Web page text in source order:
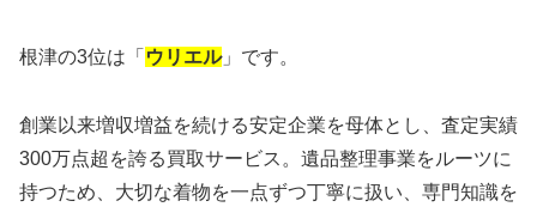
根津の3位は「 ウリエル」です。
創業以来増収増益を続ける安定企業を母体とし、査定実績
300万点超を誇る買取サービス。遺品整理事業をルーツに
持つため、大切な着物を一点ずつ丁寧に扱い、専門知識を